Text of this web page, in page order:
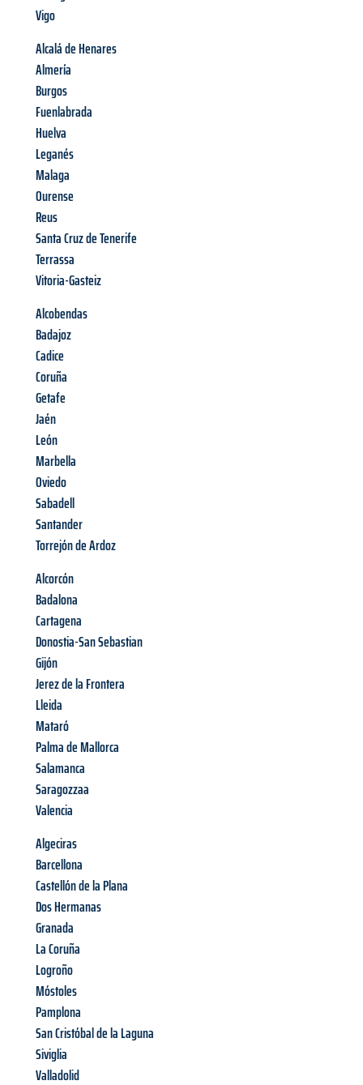
Vigo
Alcalá de Henares
Almería
Burgos
Fuenlabrada
Huelva
Leganés
Malaga
Ourense
Reus
Santa Cruz de Tenerife
Terrassa
Vitoria-Gasteiz
Alcobendas
Badajoz
Cadice
Coruña
Getafe
Jaén
León
Marbella
Oviedo
Sabadell
Santander
Torrejón de Ardoz
Alcorcón
Badalona
Cartagena
Donostia-San Sebastian
Gijón
Jerez de la Frontera
Lleida
Mataró
Palma de Mallorca
Salamanca
Saragozzaa
Valencia
Algeciras
Barcellona
Castellón de la Plana
Dos Hermanas
Granada
La Coruña
Logroño
Móstoles
Pamplona
San Cristóbal de la Laguna
Siviglia
Valladolid